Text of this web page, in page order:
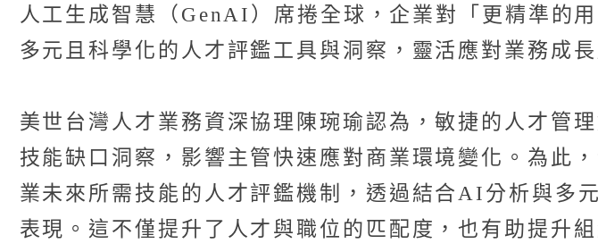
人工生成智慧（GenAI）席捲全球，企業對「更精準的
多元且科學化的人才評鑑工具與洞察，靈活應對業務成
美世台灣人才業務資深協理陳琬瑜認為，敏捷的人才管
技能缺口洞察，影響主管快速應對商業環境變化。為此
業未來所需技能的人才評鑑機制，透過結合AI分析與多
表現。這不僅提升了人才與職位的匹配度，也有助提升組